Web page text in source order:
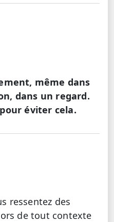
même dans
dans un regard.
éviter cela.
ressentez des
de tout contexte